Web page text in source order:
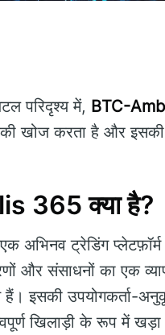
परिदृश्य में, BTC-
की खोज करता है और इसकी
365 क्या है?
एक अभिनव ट्रेडिंग
और संसाधनों का एक
हैं। इसकी उपयोगकर्ता-
खिलाड़ी के रूप में खड़ा